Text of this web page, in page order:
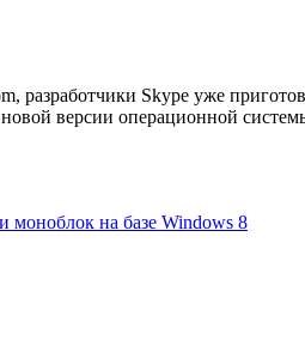
разработчики Skype уже
версии операционной
моноблок на базе Windows 8